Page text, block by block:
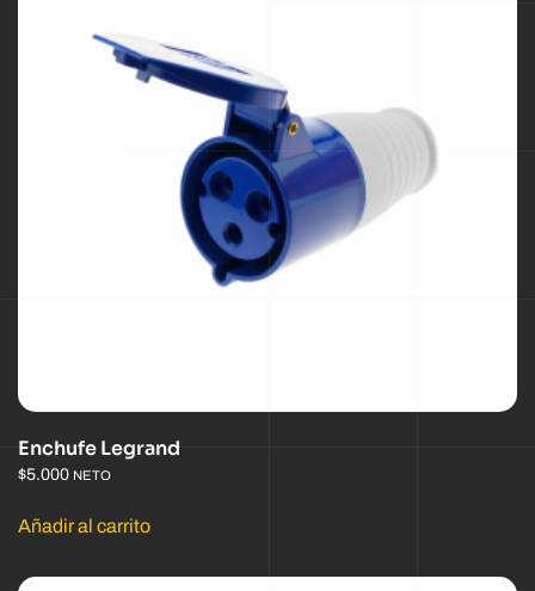
Enchufe Legrand
$5.000 NETO
Añadir al carrito